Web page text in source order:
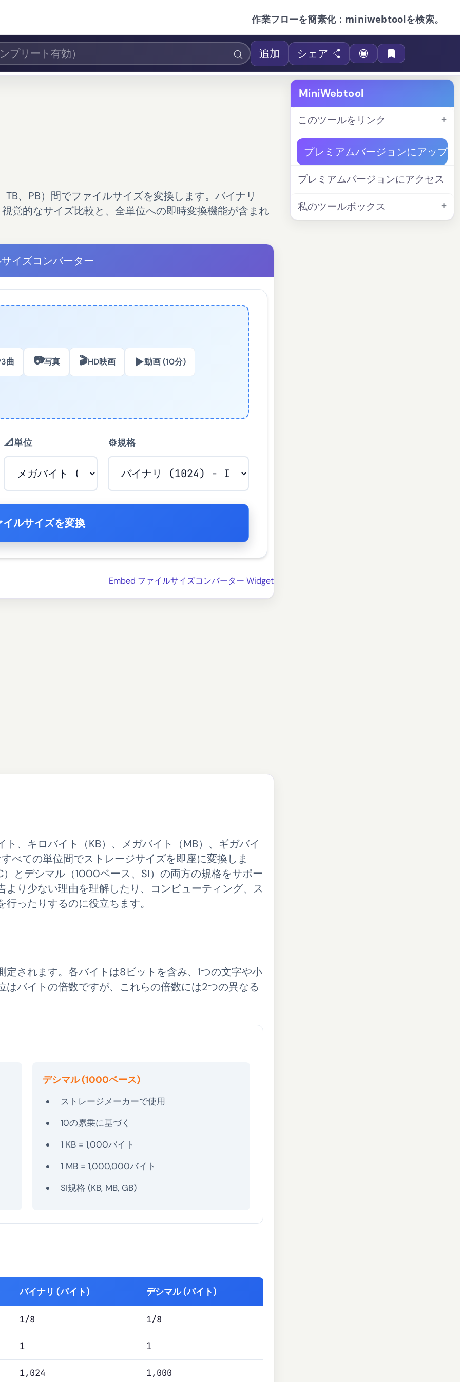
作業フローを簡素化：miniwebtoolを検索。
追加 シェア
、PB）間でファイルサイズを変換します。バイナリ
覚的なサイズ比較と、全単位への即時変換機能が含まれ
イズコンバーター
曲 📷写真 🎬HD映画 ▶️動画 (10分)
📐単位 ⚙️規格
イルサイズを変換
Embed ファイルサイズコンバーター Widget
ト、キロバイト（KB）、メガバイト（MB）、ギガバイ
べての単位間でストレージサイズを即座に変換しま
とデシマル（1000ベース、SI）の両方の規格をサポー
り少ない理由を理解したり、コンピューティング、ス
ったりするのに役立ちます。
されます。各バイトは8ビットを含み、1つの文字や小
バイトの倍数ですが、これらの倍数には2つの異なる
デシマル (1000ベース)
ストレージメーカーで使用
10の累乗に基づく
1 KB = 1,000バイト
1 MB = 1,000,000バイト
SI規格 (KB, MB, GB)
バイナリ (バイト) デシマル (バイト)
1/8 1/8
1 1
1,024 1,000
MiniWebtool
このツールをリンク
プレミアムバージョンにアップ
プレミアムバージョンにアクセス
私のツールボックス